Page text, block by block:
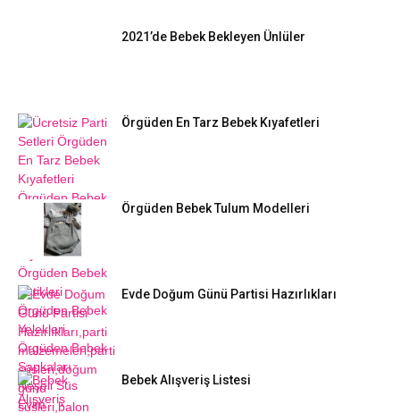
2021’de Bebek Bekleyen Ünlüler
Örgüden En Tarz Bebek Kıyafetleri
Örgüden Bebek Tulum Modelleri
Evde Doğum Günü Partisi Hazırlıkları
Bebek Alışveriş Listesi